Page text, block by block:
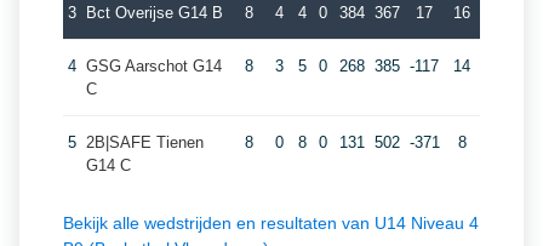
3 Bct Overijse G14 B 8 4 4 0 384 367 17 16
4 GSG Aarschot G14
C
8 3 5 0 268 385 -117 14
5 2B|SAFE Tienen
G14 C
8 0 8 0 131 502 -371 8
Bekijk alle wedstrijden en resultaten van U14 Niveau 4